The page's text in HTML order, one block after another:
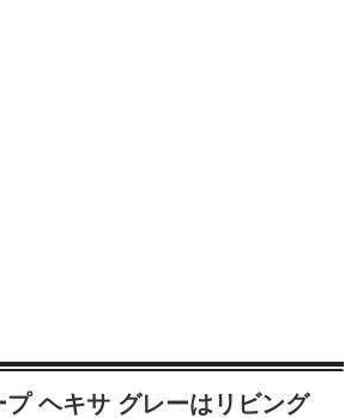
プ ヘキサ グレーはリビング